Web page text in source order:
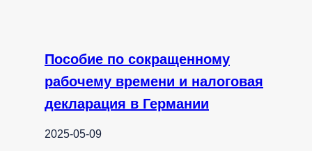
Пособие по сокращенному
рабочему времени и налоговая
декларация в Германии
2025-05-09